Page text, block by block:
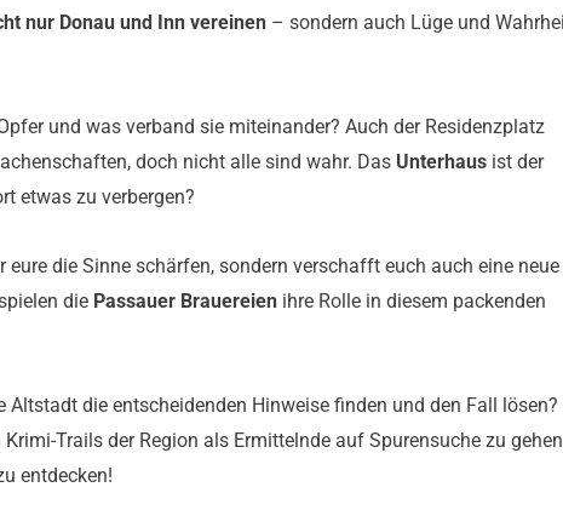
nur Donau und Inn vereinen – sondern auch Lüge und
und was verband sie miteinander? Auch der Residenzplatz
doch nicht alle sind wahr. Das Unterhaus ist der
etwas zu verbergen?
die Sinne schärfen, sondern verschafft euch auch eine neue
die Passauer Brauereien ihre Rolle in diesem packenden
die entscheidenden Hinweise finden und den Fall lösen?
Trails der Region als Ermittelnde auf Spurensuche zu gehen
entdecken!